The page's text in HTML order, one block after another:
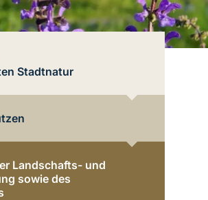
Stadtnatur
Landschafts- und
sowie des